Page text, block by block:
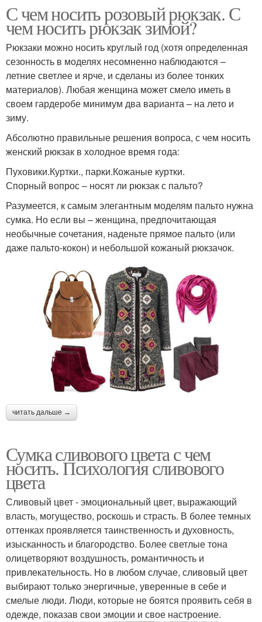
С чем носить розовый рюкзак. С
чем носить рюкзак зимой?
Рюкзаки можно носить круглый год (хотя определенная
сезонность в моделях несомненно наблюдаются –
летние светлее и ярче, и сделаны из более тонких
материалов). Любая женщина может смело иметь в
своем гардеробе минимум два варианта – на лето и
зиму.
Абсолютно правильные решения вопроса, с чем носить
женский рюкзак в холодное время года:
Пуховики.Куртки., парки.Кожаные куртки.
Спорный вопрос – носят ли рюкзак с пальто?
Разумеется, к самым элегантным моделям пальто нужна
сумка. Но если вы – женщина, предпочитающая
необычные сочетания, наденьте прямое пальто (или
даже пальто-кокон) и небольшой кожаный рюкзачок.
читать дальше →
Сумка сливового цвета с чем
носить. Психология сливового
цвета
Сливовый цвет - эмоциональный цвет, выражающий
власть, могущество, роскошь и страсть. В более темных
оттенках проявляется таинственность и духовность,
изысканность и благородство. Более светлые тона
олицетворяют воздушность, романтичность и
привлекательность. Но в любом случае, сливовый цвет
выбирают только энергичные, уверенные в себе и
смелые люди. Люди, которые не боятся проявить себя в
одежде, показав свои эмоции и свое настроение.